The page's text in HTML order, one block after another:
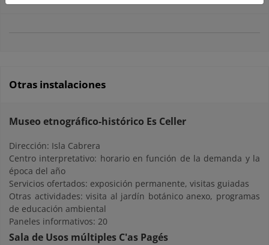
Otras instalaciones
Museo etnográfico-histórico Es Celler
Dirección: Isla Cabrera
Centro interpretativo: horario en función de la demanda y la
época del año
Servicios ofertados: exposición permanente, visitas guiadas
Otras actividades: visita al jardín botánico anexo, programas
de educación ambiental
Paneles informativos: 20
Sala de Usos múltiples C'as Pagés